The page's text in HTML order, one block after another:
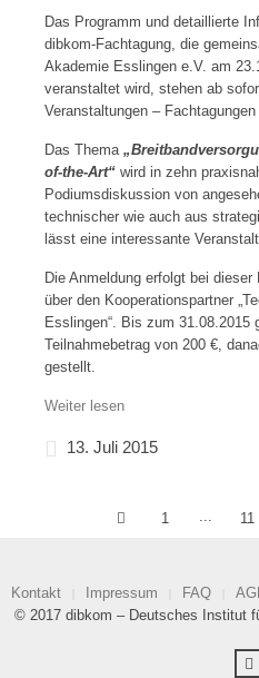
Das Programm und detaillierte
dibkom-Fachtagung, die
Akademie Esslingen e.V. am
veranstaltet wird, stehen ab
Veranstaltungen –
Das Thema
of-the-Art“ wird in zehn
Podiumsdiskussion von
technischer wie auch aus
lässt eine interessante
Die Anmeldung erfolgt bei
über den Kooperationspartner
Esslingen“. Bis zum 31.08.2015
Teilnahmebetrag von 200 €,
gestellt.
Weiter lesen
13. Juli 2015
1 ... 11
Kontakt Impressum FAQ
© 2017 dibkom – Deutsches Institut